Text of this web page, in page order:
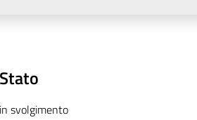
Stato
in svolgimento